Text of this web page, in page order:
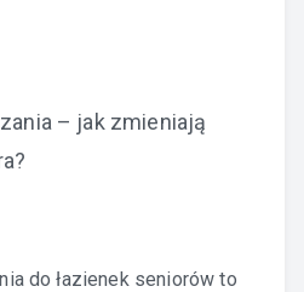
– jak zmieniają
do łazienek seniorów to